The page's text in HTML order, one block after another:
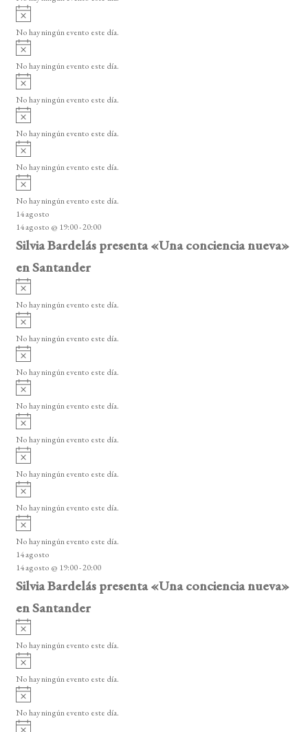
e
E
v
e
n
t
o
s
i
o
A
v
i
o
No hay ningún evento este día.
A
v
i
o
No hay ningún evento este día.
A
v
i
o
No hay ningún evento este día.
A
v
i
o
No hay ningún evento este día.
A
v
i
o
No hay ningún evento este día.
A
v
i
s
o
No hay ningún evento este día.
14 agosto
14 agosto @ 19:00-20:00
Silvia Bardelás presenta «Una conciencia nueva»
en Santander
A
v
i
o
No hay ningún evento este día.
A
v
i
o
No hay ningún evento este día.
A
v
i
o
No hay ningún evento este día.
A
v
i
o
No hay ningún evento este día.
A
v
i
o
No hay ningún evento este día.
A
v
i
o
No hay ningún evento este día.
A
v
i
o
No hay ningún evento este día.
A
v
i
s
o
No hay ningún evento este día.
14 agosto
14 agosto @ 19:00-20:00
Silvia Bardelás presenta «Una conciencia nueva»
en Santander
A
v
i
o
No hay ningún evento este día.
A
v
i
o
No hay ningún evento este día.
A
v
i
No hay ningún evento este día.
A